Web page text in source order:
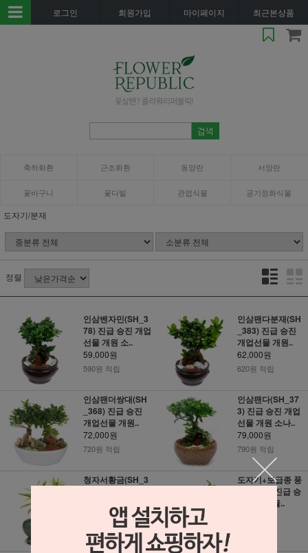
로그인 회원가입 마이페이지 최근본상품
축하화환 근조화환 동양란 서양란
꽃바구니 꽃다발 관엽식물 공기정화식물
도자기/분재
정렬
인삼벤자민(SH_3
78) 진급 승진 개업
선물 개원 소..
59,000원
590원 적립
인삼팬다분재(SH
_383) 진급 승진
개업선물 개원..
62,000원
620원 적립
인삼팬더쌍대(SH
_368) 진급 승진
개업선물 개원..
72,000원
720원 적립
인삼팬다(SH_37
3) 진급 승진 개업
선물 개원 소나..
79,000원
790원 적립
청자서황금(SH_3
84,000원
840원 적립
도자기+보급종 풍
란(3i114) 진급 승
진 개업선물..